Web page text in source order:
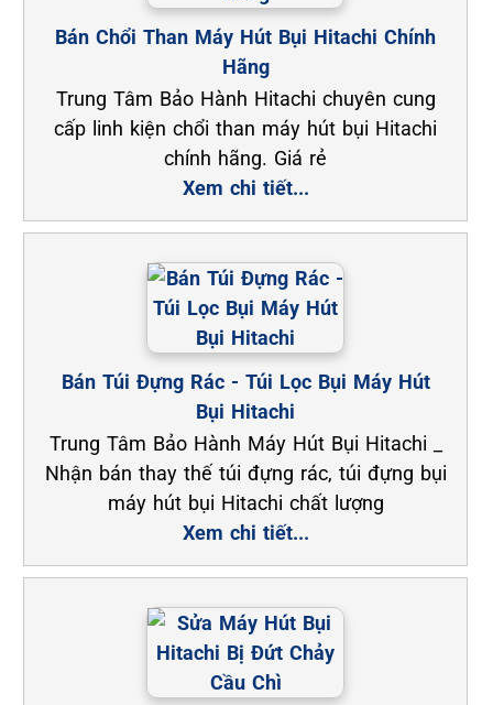
Bán Chổi Than Máy Hút Bụi Hitachi Chính
Hãng
Trung Tâm Bảo Hành Hitachi chuyên cung
cấp linh kiện chổi than máy hút bụi Hitachi
chính hãng. Giá rẻ
Xem chi tiết...
Bán Túi Đựng Rác - Túi Lọc Bụi Máy Hút
Bụi Hitachi
Trung Tâm Bảo Hành Máy Hút Bụi Hitachi _
Nhận bán thay thế túi đựng rác, túi đựng bụi
máy hút bụi Hitachi chất lượng
Xem chi tiết...